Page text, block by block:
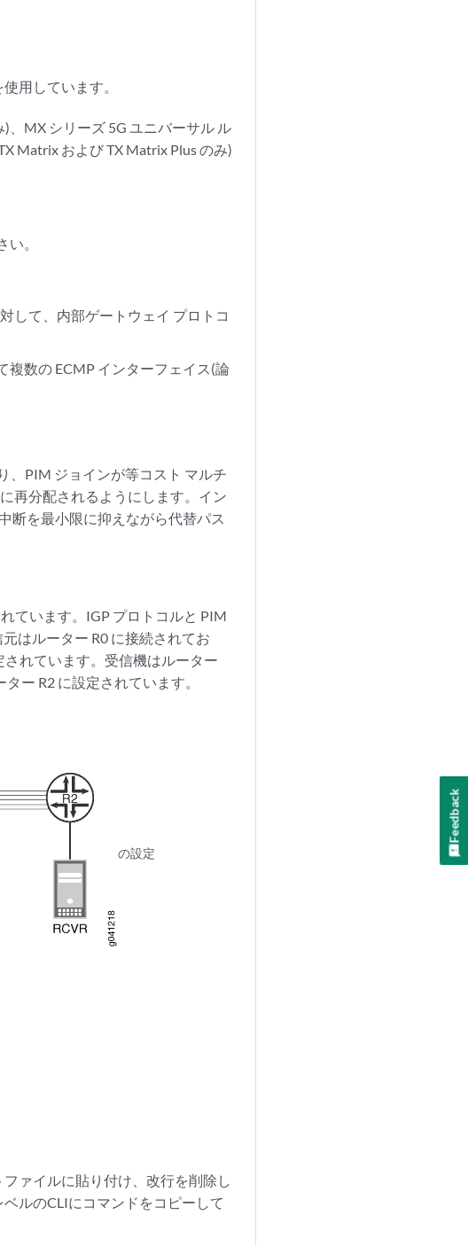
用しています。
、MX シリーズ 5G ユニバーサル ル
Matrix および TX Matrix Plus のみ)
。
して、内部ゲートウェイ プロトコ
複数の ECMP インターフェイス(論
、PIM ジョインが等コスト マルチ
再分配されるようにします。イン
断を最小限に抑えながら代替パス
ています。IGP プロトコルと PIM
はルーター R0 に接続されてお
されています。受信機はルーター
ー R2 に設定されています。
の設定
ァイルに貼り付け、改行を削除し
ベルのCLIにコマンドをコピーして
Feedback